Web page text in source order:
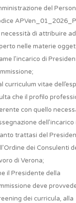
del
necessità di attribuire
nelle materie
l’incarico di
curriculum vitae
che il profilo
con quello
dell’incarico
trattasi del
dei Consulenti
di Verona;
il Presidente della
deve
dei curricula, alla